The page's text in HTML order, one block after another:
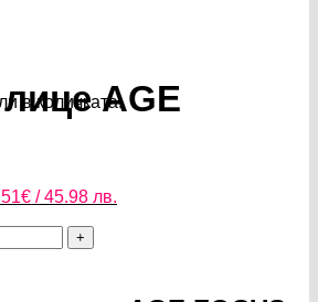
в количката.AGE
€ / 45.98 лв.